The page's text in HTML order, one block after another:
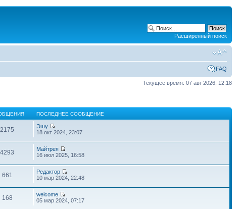
Расширенный поиск
FAQ
Текущее время: 07 авг 2026, 12:18
ПОСЛЕДНЕЕ СООБЩЕНИЕ
2175
Эшу
18 окт 2024, 23:07
4293
Майтрея
16 июл 2025, 16:58
661
Редактор
10 мар 2024, 22:48
168
welcome
05 мар 2024, 07:17